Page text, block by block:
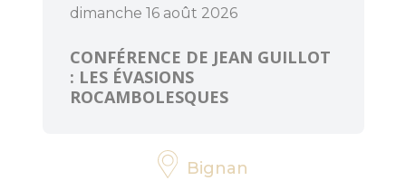
dimanche 16 août 2026
CONFÉRENCE DE JEAN GUILLOT
: LES ÉVASIONS
ROCAMBOLESQUES
Bignan